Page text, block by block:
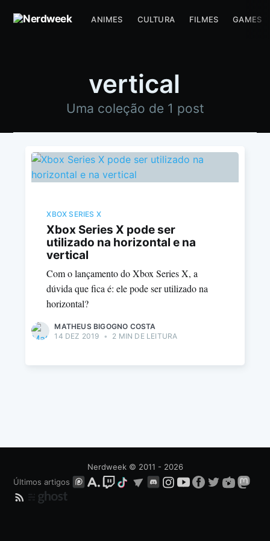
ANIMES CULTURA FILMES GAMES
vertical
Uma coleção de 1 post
XBOX SERIES X
Xbox Series X pode ser
utilizado na horizontal e na
vertical
Com o lançamento do Xbox Series X, a
dúvida que fica é: ele pode ser utilizado na
horizontal?
MATHEUS BIGOGNO COSTA
14 DEZ 2019 • 2 MIN DE LEITURA
Nerdweek© 2011 - 2026
Últimos artigos